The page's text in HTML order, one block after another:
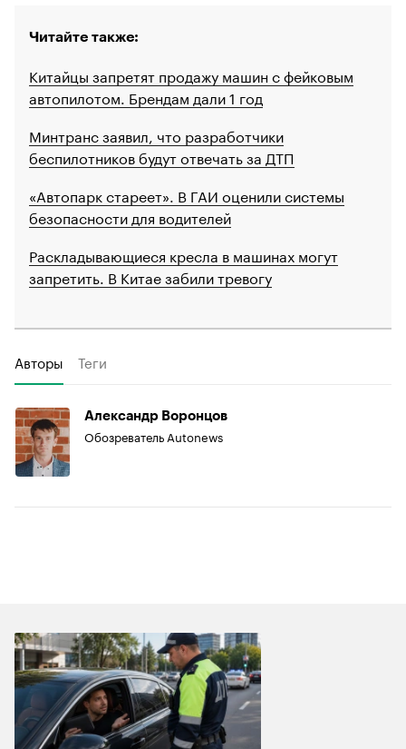
Читайте также:
Китайцы запретят продажу машин с фейковым
автопилотом. Брендам дали 1 год
Минтранс заявил, что разработчики
беспилотников будут отвечать за ДТП
«Автопарк стареет». В ГАИ оценили системы
безопасности для водителей
Раскладывающиеся кресла в машинах могут
запретить. В Китае забили тревогу
Авторы Теги
Александр Воронцов
Обозреватель Autonews